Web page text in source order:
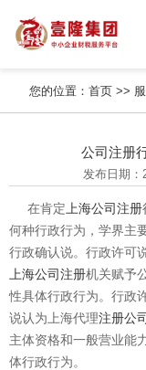
您的位置：首页 >>
公司注册
发布日期：
在肯定 上海公司注册
何种行政行为，学界主
行政确认说。行政许可
上海公司注册机关赋予
性具体行政行为。行政
说认为上海代理注册公司
主体资格和一般营业能
体行政行为。